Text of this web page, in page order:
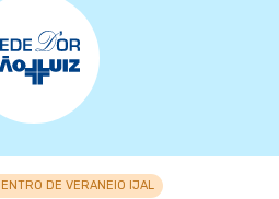
70 - Jardim
- SP
DE VERANEIO IJAL